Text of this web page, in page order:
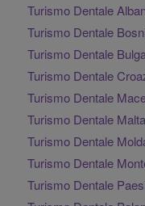
Turismo Dentale
Turismo Dentale
Turismo Dentale
Turismo Dentale
Turismo Dentale
Turismo Dentale Malta
Turismo Dentale
Turismo Dentale
Turismo Dentale